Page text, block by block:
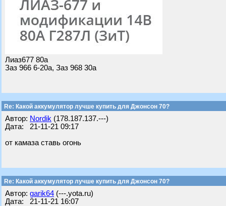
Лиаз677 80а
Заз 966 6-20а, Заз 968 30а
Re: Какой аккумулятор лучше купить для Джонсон 70?
Автор: Nordik (178.187.137.---)
Дата: 21-11-21 09:17
от камаза ставь огонь
Re: Какой аккумулятор лучше купить для Джонсон 70?
Автор: garik64 (---.yota.ru)
Дата: 21-11-21 16:07